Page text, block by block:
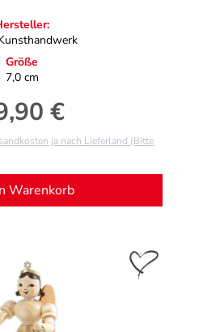
Größe
7,0 cm
Preis:
€
ja nach Lieferland (Bitte
Warenkorb